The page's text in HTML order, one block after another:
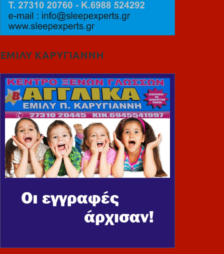
ΕΜΙΛΥ ΚΑΡΥΓΙΑΝΝΗ